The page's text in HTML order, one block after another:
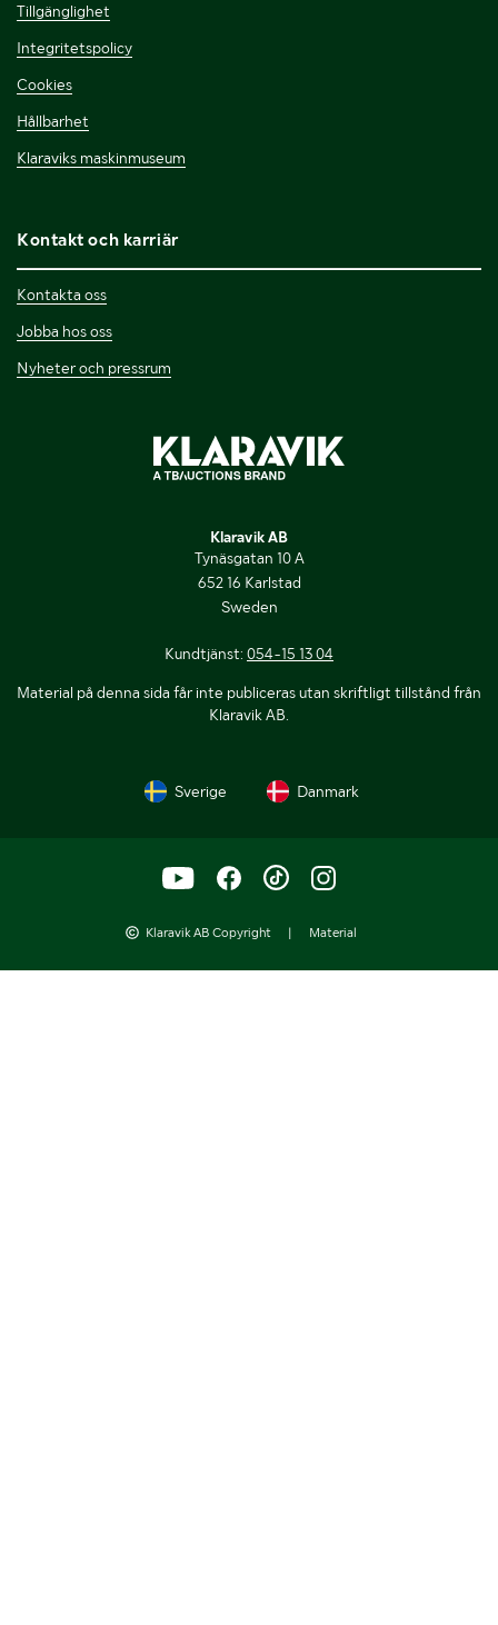
Tillgänglighet
Integritetspolicy
Cookies
Hållbarhet
Klaraviks maskinmuseum
Kontakt och karriär
Kontakta oss
Jobba hos oss
Nyheter och pressrum
Klaravik AB
Tynäsgatan 10 A
652 16 Karlstad
Sweden
Kundtjänst: 054-15 13 04
Material på denna sida får inte publiceras utan skriftligt tillstånd från
Klaravik AB.
Sverige Danmark
Klaravik AB Copyright | Material